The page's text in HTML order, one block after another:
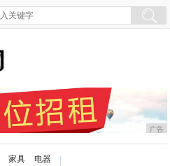
广告
家具
电器